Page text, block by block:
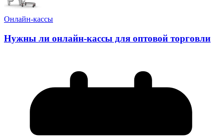
Онлайн-кассы
Нужны ли онлайн-кассы для оптовой торговли